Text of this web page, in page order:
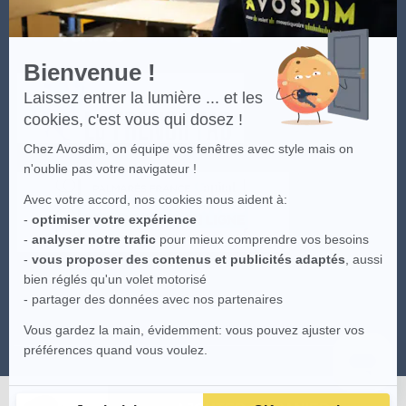
Bienvenue !
Laissez entrer la lumière ... et les
cookies, c'est vous qui dosez !
Chez Avosdim, on équipe vos fenêtres avec style mais on
n'oublie pas votre navigateur !
Avec votre accord, nos cookies nous aident à:
- optimiser votre expérience
- analyser notre trafic pour mieux comprendre vos besoins
- vous proposer des contenus et publicités adaptés , aussi
bien réglés qu'un volet motorisé
- partager des données avec nos partenaires
Vous gardez la main, évidemment: vous pouvez ajuster vos
préférences quand vous voulez.